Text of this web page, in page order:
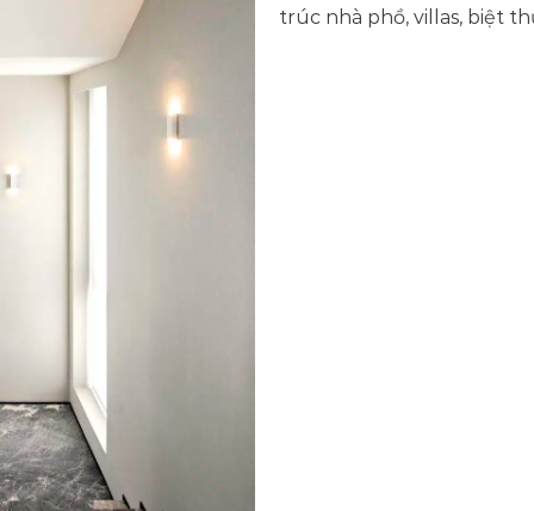
trúc nhà phồ, villas, biệt